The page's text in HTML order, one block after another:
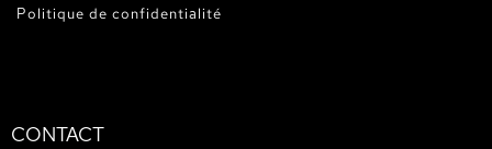
Politique de confidentialité
CONTACT